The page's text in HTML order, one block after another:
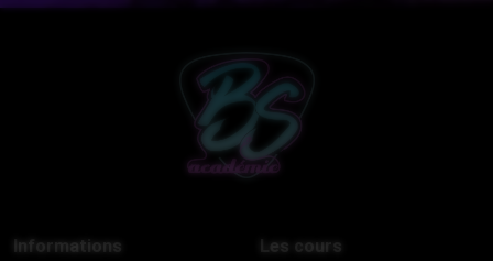
Informations
Les cours